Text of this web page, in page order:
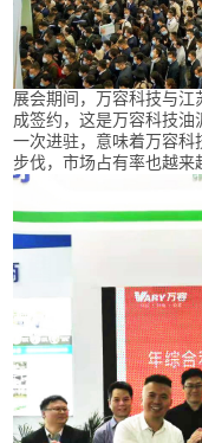
展会期间，万容科技与
成签约，这是万容科技油
一次进驻，意味着万容科
步伐，市场占有率也越来